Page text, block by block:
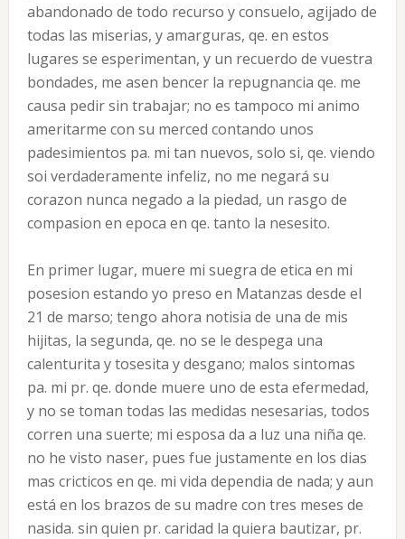
abandonado de todo recurso y consuelo, agijado de
todas las miserias, y amarguras, qe. en estos
lugares se esperimentan, y un recuerdo de vuestra
bondades, me asen bencer la repugnancia qe. me
causa pedir sin trabajar; no es tampoco mi animo
ameritarme con su merced contando unos
padesimientos pa. mi tan nuevos, solo si, qe. viendo
soi verdaderamente infeliz, no me negará su
corazon nunca negado a la piedad, un rasgo de
compasion en epoca en qe. tanto la nesesito.
En primer lugar, muere mi suegra de etica en mi
posesion estando yo preso en Matanzas desde el
21 de marso; tengo ahora notisia de una de mis
hijitas, la segunda, qe. no se le despega una
calenturita y tosesita y desgano; malos sintomas
pa. mi pr. qe. donde muere uno de esta efermedad,
y no se toman todas las medidas nesesarias, todos
corren una suerte; mi esposa da a luz una niña qe.
no he visto naser, pues fue justamente en los dias
mas cricticos en qe. mi vida dependia de nada; y aun
está en los brazos de su madre con tres meses de
nasida. sin quien pr. caridad la quiera bautizar, pr.